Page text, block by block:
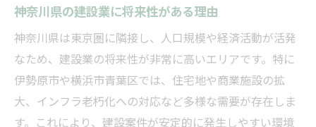
建設業で安定収入を得るための投資視点
長期安定を目指す建設業戦略の要点
収益変動リスクに強い建設業の特徴
地域密着型建設業が安定を生む理由
建設業投資で安心を得るための工夫
神奈川県の建設業に将来性がある理由
神奈川県は東京圏に隣接し、人口規模や経済活動が活発
なため、建設業の将来性が非常に高いエリアです。特に
伊勢原市や横浜市青葉区では、住宅地や商業施設の拡
大、インフラ老朽化への対応など多様な需要が存在しま
す。これにより、建設案件が安定的に発生しやすい環境